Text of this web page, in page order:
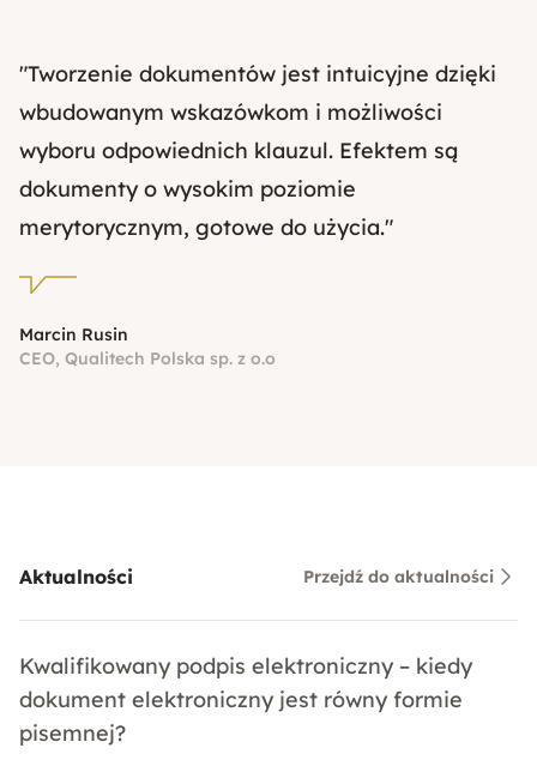
"Tworzenie dokumentów jest intuicyjne dzięki
wbudowanym wskazówkom i możliwości
wyboru odpowiednich klauzul. Efektem są
dokumenty o wysokim poziomie
merytorycznym, gotowe do użycia."
Marcin Rusin
CEO, Qualitech Polska sp. z o.o
Aktualności Przejdź do aktualności
Kwalifikowany podpis elektroniczny – kiedy
dokument elektroniczny jest równy formie
pisemnej?